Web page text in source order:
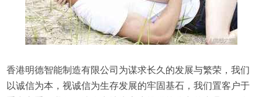
香港明德智能制造有限公司为谋求长久的发展与繁荣，我们
以诚信为本，视诚信为生存发展的牢固基石，我们置客户于